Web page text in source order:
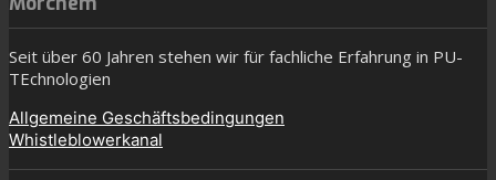
Seit über 60 Jahren stehen wir für fachliche Erfahrung in PU-
TEchnologien
Allgemeine Geschäftsbedingungen
Whistleblowerkanal